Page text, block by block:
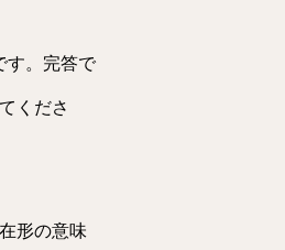
す。完答で
くださ
形の意味